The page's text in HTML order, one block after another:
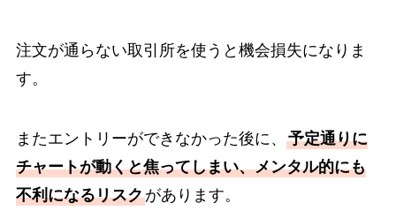
注文が通らない取引所を使うと機会損失になりま
す。
またエントリーができなかった後に、 予定通りに
チャートが動くと焦ってしまい、メンタル的にも
不利になるリスクがあります。